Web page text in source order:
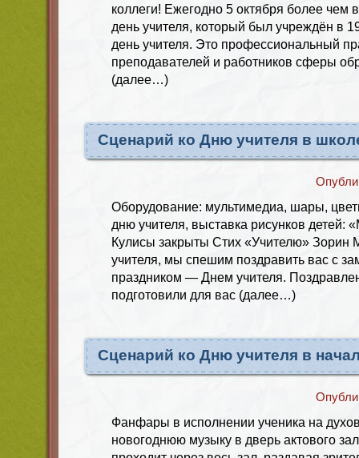
коллеги! Ежегодно 5 октября более чем
день учителя, который был учреждён в
день учителя. Это профессиональный
преподавателей и работников сферы
(далее…)
Сценарий ко Дню учителя в
Оборудование: мультимедиа, шары,
дню учителя, выставка рисунков детей:
Кулисы закрыты Стих «Учителю»
учителя, мы спешим поздравить вас с
праздником — Днем учителя.
подготовили для вас (далее…)
Сценарий ко Дню учителя в
Фанфары в исполнении ученика на
новогоднюю музыку в дверь актового